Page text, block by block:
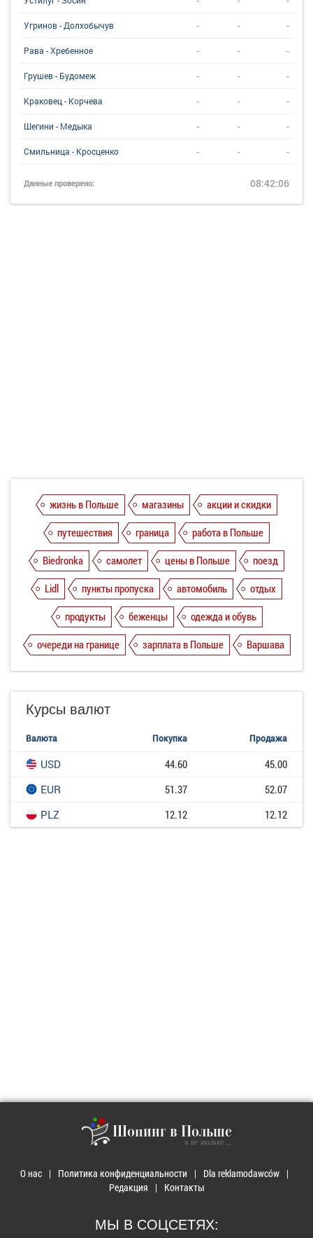
Угринов - Долхобычув - - -
Рава - Хребенное - - -
Грушев - Будомеж - - -
Краковец - Корчева - - -
Шегини - Медыка - - -
Смильница - Кросценко - - -
Данные проверено: 08:42:06
жизнь в Польше магазины
акции и скидки
путешествия
граница
работа в Польше
Biedronka
самолет цены в Польше
поезд
Lidl
пункты пропуска автомобиль
отдых
продукты
беженцы
одежда и обувь
очереди на границе
зарплата в Польше Варшава
Курсы валют
Валюта Покупка Продажа
USD 44.60
45.00
EUR
51.37
52.07
PLZ
12.12 12.12
Шопинг в Польше
и не только ...
О нас Политика конфиденциальности
Dla reklamodawców
Редакция
Контакты
МЫ В СОЦСЕТЯХ: